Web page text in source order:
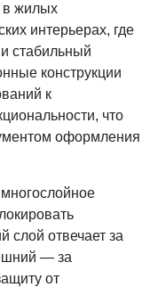
в жилых
интерьерах, где
стабильный
конструкции
к
что
оформления
слой отвечает за
— за
от